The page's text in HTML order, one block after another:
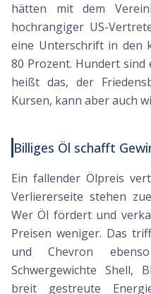
hätten mit dem
hochrangiger US-
eine Unterschrift in den
80 Prozent. Hundert sind
heißt das, der
Kursen, kann aber auch
Billiges Öl schafft
Ein fallender Ölpreis
Verliererseite stehen
Wer Öl fördert und
Preisen weniger. Das
und Chevron
Schwergewichte Shell,
breit gestreute